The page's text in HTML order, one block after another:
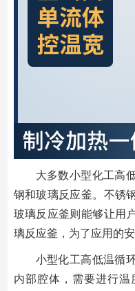
大多数小型化工高
钢和玻璃反应釜。不锈
玻璃反应釜则能够让用
璃反应釜，为了应用的
小型化工高低温循
内部腔体，需要进行